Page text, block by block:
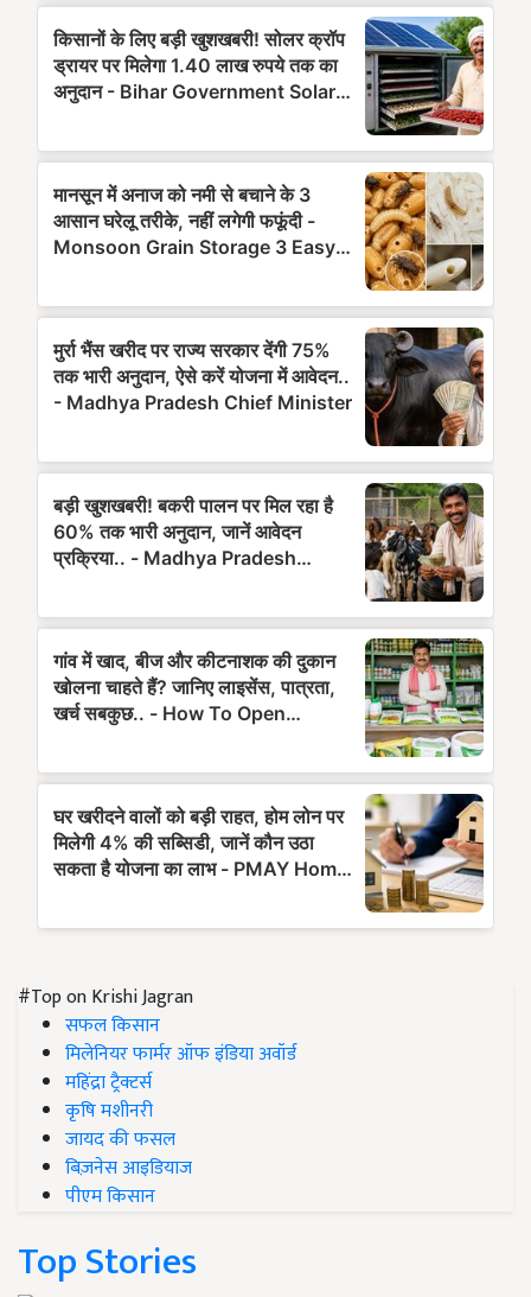
#Top on Krishi Jagran
सफल किसान
मिलेनियर फार्मर ऑफ इंडिया अवॉर्ड
महिंद्रा ट्रैक्टर्स
कृषि मशीनरी
जायद की फसल
बिज़नेस आइडियाज
पीएम किसान
Top Stories